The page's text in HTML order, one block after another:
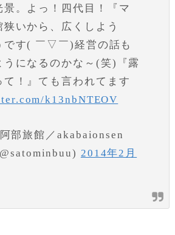
景。よっ！四代目！『マ
いから、広くしよう
です( ￣▽￣)経営の話も
うになるのかな～(笑)『露
て！』ても言われてます
k13nbNTEOV
部旅館／akabaionsen
2014年2月